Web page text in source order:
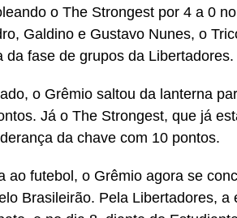
o The Strongest por 4 a 0
Galdino e Gustavo Nunes, o
da fase de grupos da Libertadores.
o Grêmio saltou da lanterna
Já o The Strongest, que já
da chave com 10 pontos.
ao futebol, o Grêmio agora se
Brasileirão. Pela Libertadores,